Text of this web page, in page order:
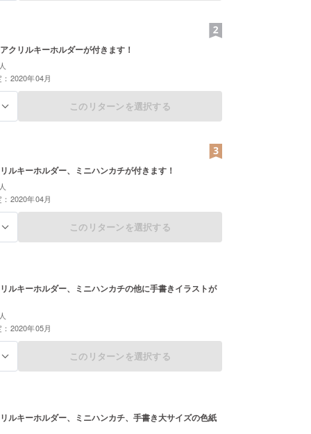
クリルキーホルダーが付きます！
2020年04月
このリターンを選択する
ルキーホルダー、ミニハンカチが付きます！
2020年04月
このリターンを選択する
ルキーホルダー、ミニハンカチの他に手書きイラストが
2020年05月
このリターンを選択する
ルキーホルダー、ミニハンカチ、手書き大サイズの色紙